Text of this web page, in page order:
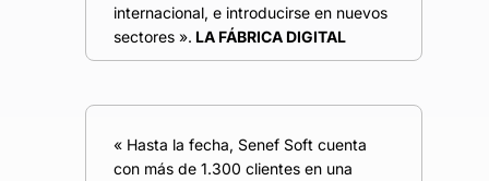
internacional, e introducirse en nuevos
sectores ». LA FÁBRICA DIGITAL
« Hasta la fecha, Senef Soft cuenta
con más de 1.300 clientes en una